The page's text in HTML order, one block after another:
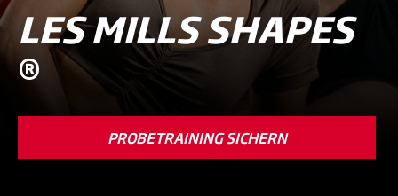
LES MILLS SHAPES
®
PROBETRAINING SICHERN